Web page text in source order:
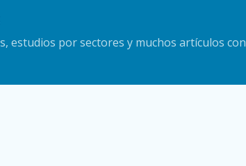
estudios por sectores y muchos artículos con